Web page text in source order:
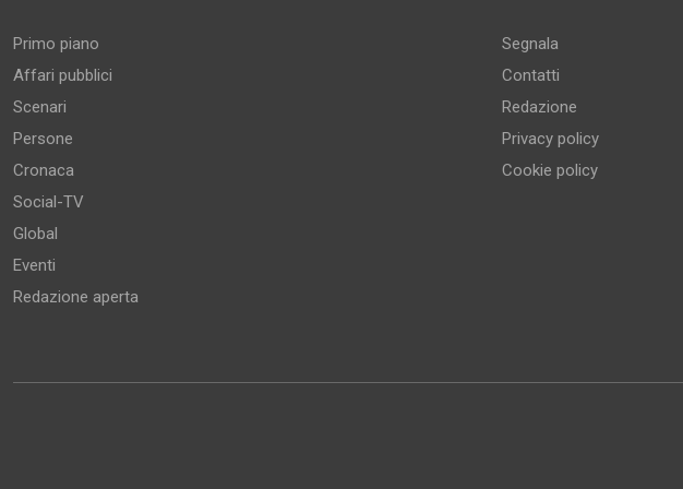
Primo piano
Affari pubblici
Scenari
Persone
Cronaca
Social-TV
Global
Eventi
Redazione aperta
Segnala
Contatti
Redazione
Privacy policy
Cookie policy